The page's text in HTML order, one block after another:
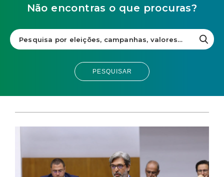
Não encontras o que procuras?
PESQUISAR